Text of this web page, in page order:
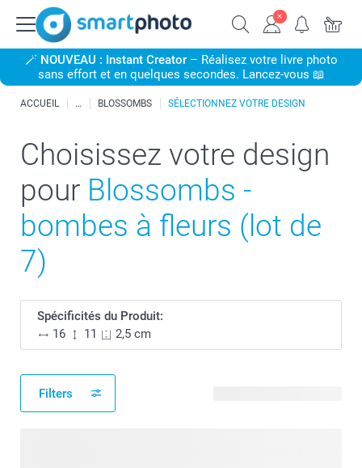
🪄 NOUVEAU : Instant Creator– Réalisez votre livre photo
sans effort et en quelques secondes. Lancez-vous 📖
ACCUEIL BLOSSOMBS SÉLECTIONNEZ VOTRE DESIGN
Choisissez votre design
pour Blossombs -
bombes à fleurs (lot de
7)
Spécificités du Produit:
16
11 2,5 cm
Filters